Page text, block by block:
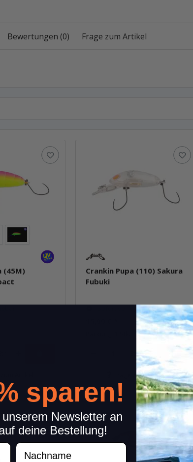
Bewertungen (0) Frage zum Artikel
(45M)
Crankin Pupa (110) Sakura
Fubuki
Sofort verfügbar
Stk.
Frage zum Artikel
sparen!
Newsletter an
deine Bestellung!
Nachname